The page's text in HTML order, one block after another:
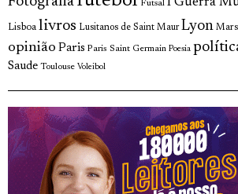
Futsal
Lisboa livros Lusitanos de Saint Maur Lyon
opinião Paris Paris Saint Germain Poesia
Saude Toulouse Voleibol